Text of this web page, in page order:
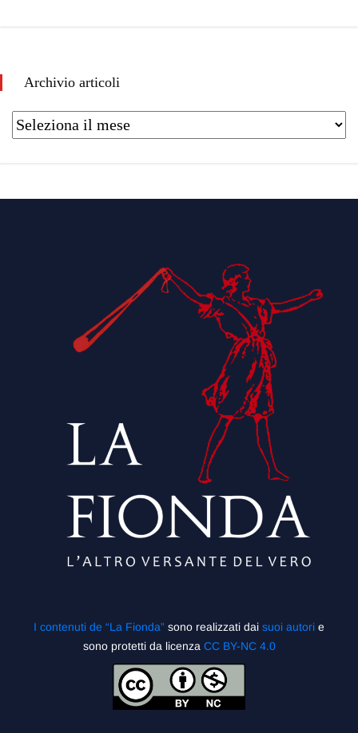
Archivio articoli
I contenuti de “La Fionda” sono realizzati dai suoi autori e
sono protetti da licenza CC BY-NC 4.0